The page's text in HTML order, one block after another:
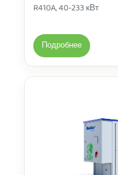
R410A, 40-233 кВт
Подробнее